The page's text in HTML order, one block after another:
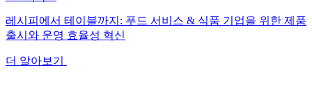
레시피에서 테이블까지: 푸드 서비스 & 식품 기업을 위한 제품
출시와 운영 효율성 혁신
더 알아보기